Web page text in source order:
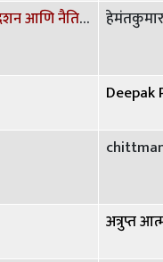
थॅलसिमिया : विवाहपूर्व समुपदेशन आणि नैतिकता हेमंतकुमार
Deepak
अत्रुप्त